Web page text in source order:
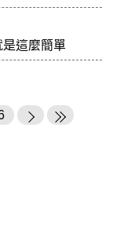
這麼簡單